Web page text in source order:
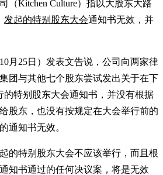
（Kitchen Culture）指以大股东大路
发起的特别股东大会通知书无效，并
月25日）发表文告说，公司向两家律
团与其他七个股东尝试发出关于在下
的特别股东大会通知书，并没有根据
股东，也没有按规定在大会举行前的
通知书无效。
的特别股东大会不应该举行，而且根
知书通过的任何决议案，将是无效